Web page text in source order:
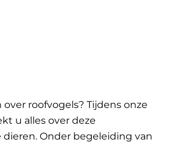
roofvogels? Tijdens onze
u alles over deze
Onder begeleiding van